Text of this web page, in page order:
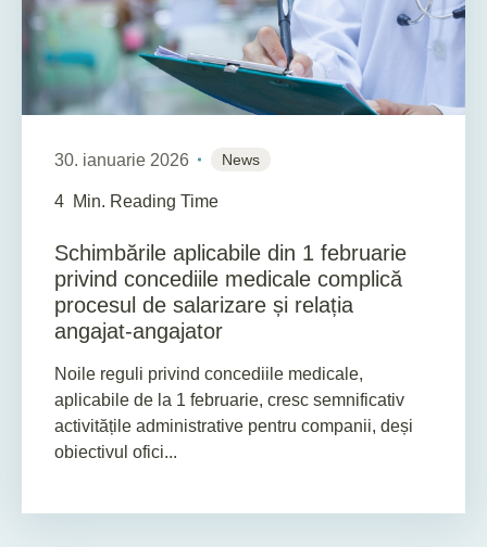
30. ianuarie 2026 News
4 Min. Reading Time
Schimbările aplicabile din 1 februarie
privind concediile medicale complică
procesul de salarizare și relația
angajat-angajator
Noile reguli privind concediile medicale,
aplicabile de la 1 februarie, cresc semnificativ
activitățile administrative pentru companii, deși
obiectivul ofici...